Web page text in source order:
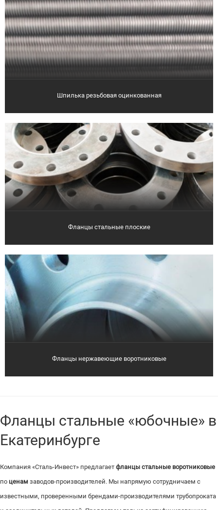
Шпилька резьбовая оцинкованная
Фланцы стальные плоские
Фланцы нержавеющие воротниковые
Фланцы стальные «юбочные» в
Екатеринбурге
Компания «Сталь-Инвест» предлагает фланцы стальные воротниковые
по ценам заводов-производителей. Мы напрямую сотрудничаем с
известными, проверенными брендами-производителями трубопроката